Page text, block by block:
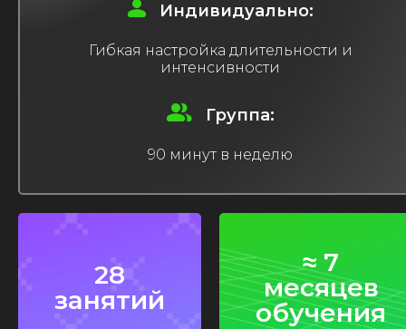
Индивидуально:
Гибкая настройка длительности и
интенсивности
Группа:
90 минут в неделю
28
занятий
≈ 7
месяцев
обучения